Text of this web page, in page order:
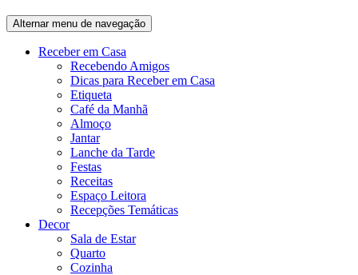
Alternar menu de navegação
Receber em Casa
Recebendo Amigos
Dicas para Receber em Casa
Etiqueta
Café da Manhã
Almoço
Jantar
Lanche da Tarde
Festas
Receitas
Espaço Leitora
Recepções Temáticas
Decor
Sala de Estar
Quarto
Cozinha